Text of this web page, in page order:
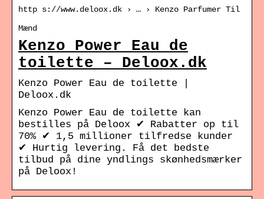
http s://www.deloox.dk › … › Kenzo Parfumer Til
Mænd
Kenzo Power Eau de
toilette – Deloox.dk
Kenzo Power Eau de toilette |
Deloox.dk
Kenzo Power Eau de toilette kan
bestilles på Deloox ✔ Rabatter op til
70% ✔ 1,5 millioner tilfredse kunder
✔ Hurtig levering. Få det bedste
tilbud på dine yndlings skønhedsmærker
på Deloox!